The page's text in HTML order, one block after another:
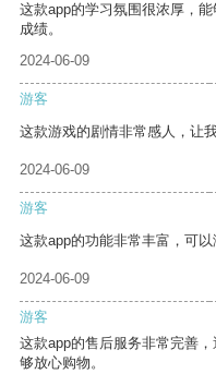
这款app的学习氛围很浓厚，
成绩。
2024-06-09
游客
这款游戏的剧情非常感人，让
2024-06-09
游客
这款app的功能非常丰富，可以
2024-06-09
游客
这款app的售后服务非常完善
够放心购物。